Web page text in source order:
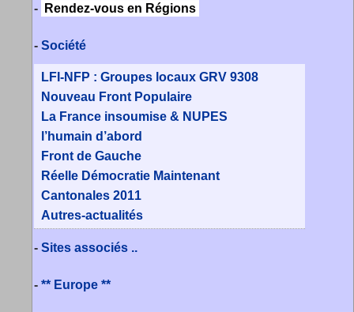
- Rendez-vous en Régions
- Société
LFI-NFP : Groupes locaux GRV 9308
Nouveau Front Populaire
La France insoumise & NUPES
l’humain d’abord
Front de Gauche
Réelle Démocratie Maintenant
Cantonales 2011
Autres-actualités
- Sites associés ..
- ** Europe **